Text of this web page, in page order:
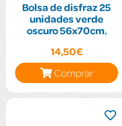
Bolsa de disfraz 25
unidades verde
oscuro 56x70cm.
14,50€
Comprar